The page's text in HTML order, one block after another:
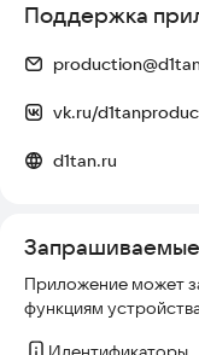
Поддержка
vk.ru/
d1tan.ru
Приложение может
функциям